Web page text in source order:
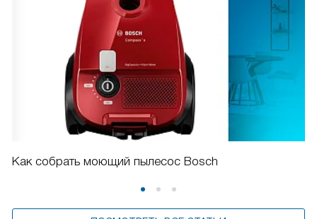
Как собрать моющий пылесос Bosch